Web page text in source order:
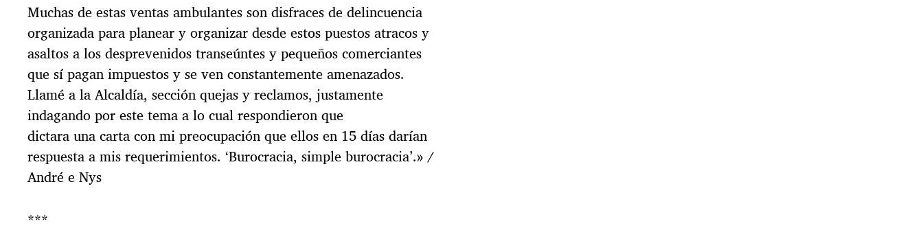
Muchas de estas ventas ambulantes son disfraces de delincuencia
organizada para planear y organizar desde estos puestos atracos y
asaltos a los desprevenidos transeúntes y pequeños comerciantes
que sí pagan impuestos y se ven constantemente amenazados.
Llamé a la Alcaldía, sección quejas y reclamos, justamente
indagando por este tema a lo cual respondieron que
dictara una carta con mi preocupación que ellos en 15 días darían
respuesta a mis requerimientos. ‘Burocracia, simple burocracia’.» /
André e Nys
***